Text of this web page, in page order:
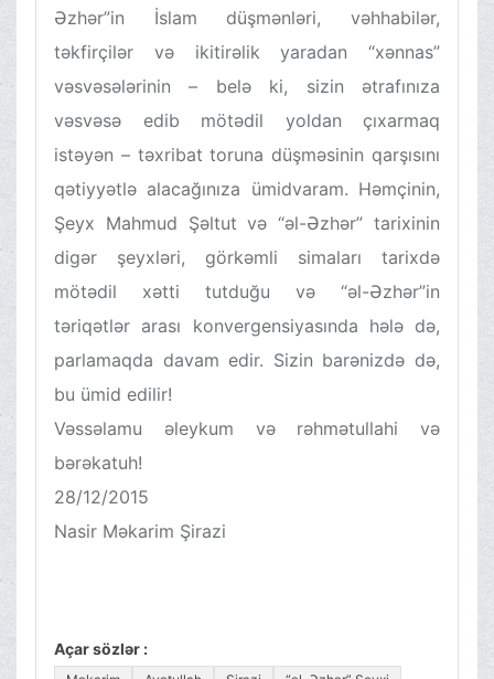
Əzhər”in İslam düşmənləri, vəhhabilər,
təkfirçilər və ikitirəlik yaradan “xənnas”
vəsvəsələrinin – belə ki, sizin ətrafınıza
vəsvəsə edib mötədil yoldan çıxarmaq
istəyən – təxribat toruna düşməsinin qarşısını
qətiyyətlə alacağınıza ümidvaram. Həmçinin,
Şeyx Mahmud Şəltut və “əl-Əzhər” tarixinin
digər şeyxləri, görkəmli simaları tarixdə
mötədil xətti tutduğu və “əl-Əzhər”in
təriqətlər arası konvergensiyasında hələ də,
parlamaqda davam edir. Sizin barənizdə də,
bu ümid edilir!
Vəssəlamu əleykum və rəhmətullahi və
bərəkatuh!
28/12/2015
Nasir Məkarim Şirazi
Açar sözlər :